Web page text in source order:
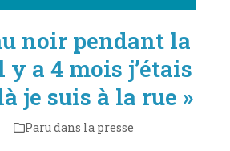
noir pendant la
y a 4 mois j’étais
je suis à la rue »
Paru dans la presse